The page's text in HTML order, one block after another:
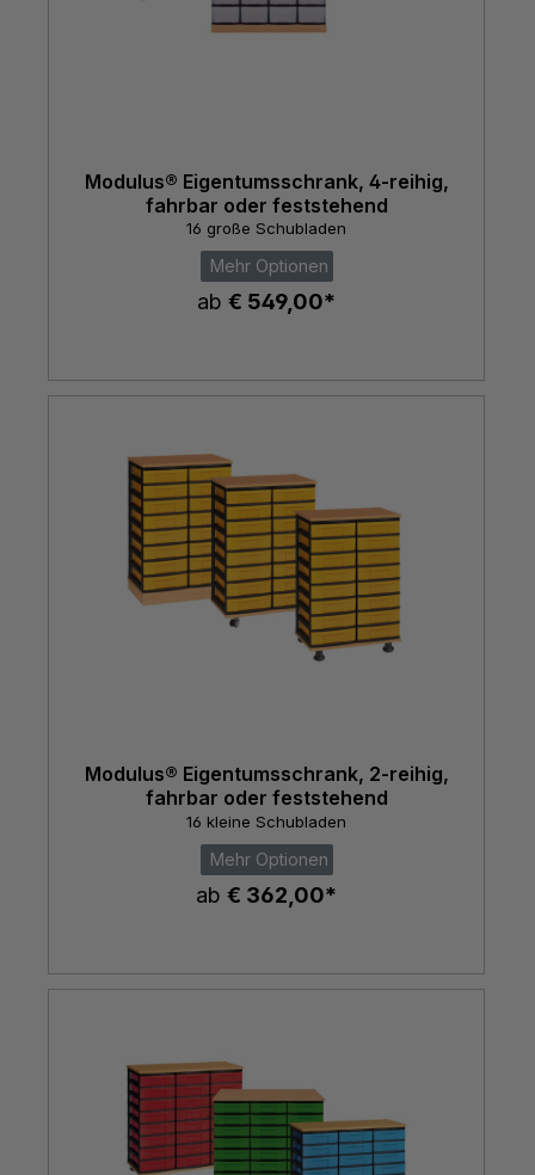
Modulus® Eigentumsschrank, 4-reihig,
fahrbar oder feststehend
16 große Schubladen
Mehr Optionen
ab € 549,00*
Modulus® Eigentumsschrank, 2-reihig,
fahrbar oder feststehend
16 kleine Schubladen
Mehr Optionen
ab € 362,00*